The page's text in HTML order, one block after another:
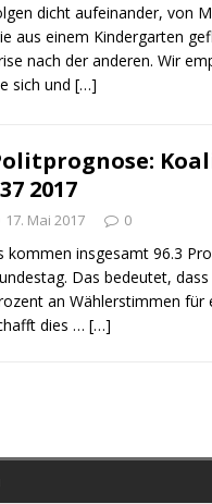
dicht aufeinander, von
aus einem Kindergarten
nach der anderen. Wir
sich und […]
2017
17. Mai 2017 0
kommen insgesamt 96.3
Das bedeutet,
an Wählerstimmen
dies … […]